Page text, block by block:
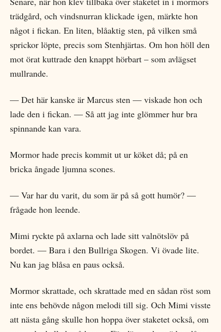
trädgård, och vindsnurran klickade igen, märkte hon
något i fickan. En liten, blåaktig sten, på vilken små
sprickor löpte, precis som Stenhjärtas. Om hon höll den
mot örat kuttrade den knappt hörbart – som avlägset
mullrande.
— Det här kanske är Marcus sten — viskade hon och
lade den i fickan. — Så att jag inte glömmer hur bra
spinnande kan vara.
Mormor hade precis kommit ut ur köket då; på en
bricka ångade ljumna scones.
— Var har du varit, du som är på så gott humör? —
frågade hon leende.
Mimi ryckte på axlarna och lade sitt valnötslöv på
bordet. — Bara i den Bullriga Skogen. Vi övade lite.
Nu kan jag blåsa en paus också.
Mormor skrattade, och skrattade med en sådan röst som
inte ens behövde någon melodi till sig. Och Mimi visste
att nästa gång skulle hon hoppa över staketet också, om